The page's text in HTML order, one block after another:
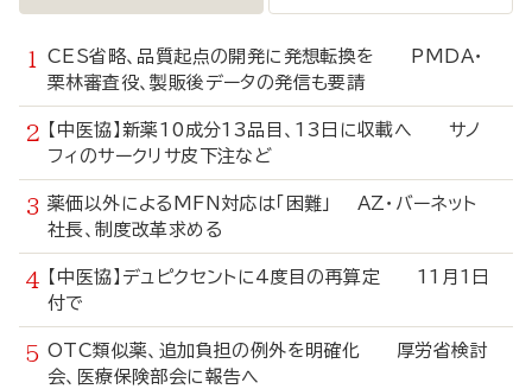
CES省略、品質起点の開発に発想転換を PMDA・
栗林審査役、製販後データの発信も要請
【中医協】新薬10成分13品目、13日に収載へ サノ
フィのサークリサ皮下注など
薬価以外によるMFN対応は「困難」 AZ・バーネット
社長、制度改革求める
【中医協】デュピクセントに4度目の再算定 11月1日
付で
OTC類似薬、追加負担の例外を明確化 厚労省検討
会、医療保険部会に報告へ